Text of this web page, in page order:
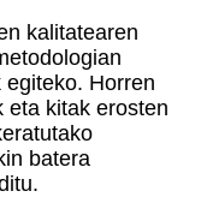
kalitatearen
Horren
eta kitak erosten
batera